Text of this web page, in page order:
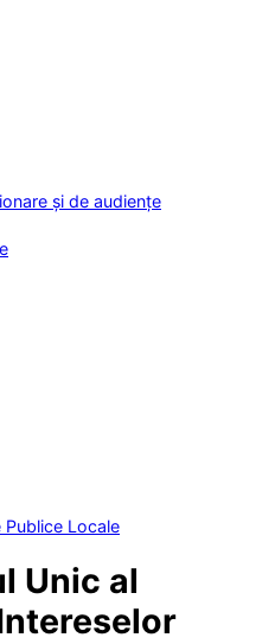
și de audiențe
Locale
Unic al